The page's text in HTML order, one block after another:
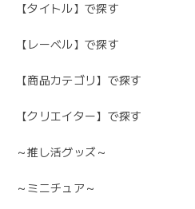
【タイトル】で探す
【レーベル】で探す
【商品カテゴリ】で探す
【クリエイター】で探す
～推し活グッズ～
～ミニチュア～